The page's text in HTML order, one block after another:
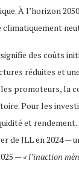
À l’horizon
des coûts
réduites et
promoteurs, la
Pour les
et
de JLL en 2024 —
—« l’inaction